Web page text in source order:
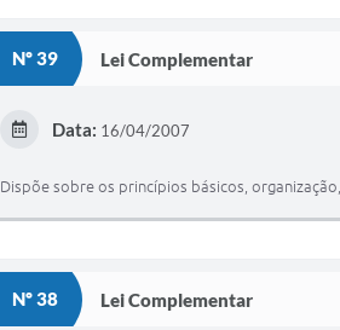
Nº 39 Lei Complementar
Data: 16/04/2007
Dispõe sobre os princípios básicos,
Nº 38 Lei Complementar